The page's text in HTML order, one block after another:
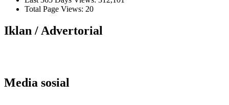
Total Page Views: 20
Iklan / Advertorial
Media sosial